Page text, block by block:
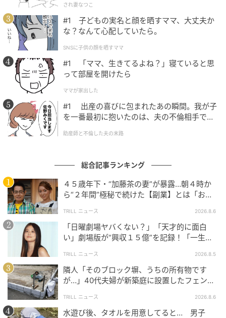
され妻なつこ
#1 子どもの実名と顔を晒すママ、大丈夫か
な？なんて心配していたら。
SNSに子供の顔を晒すママ
#1 「ママ、生きてるよね？」寝ていると思
って部屋を開けたら
ママが家出した
#1 出産の喜びに包まれたあの瞬間。我が子
を一番最初に抱いたのは、夫の不倫相手でし
助産師と不倫した夫の末路
総合記事ランキング
４５歳年下・“加藤茶の妻”が暴露…朝４時か
ら“２年間”極秘で続けた【副業】とは「お金
TRILL ニュース 2026.8.6
「日曜劇場ヤバくない？」「天才的に面白
い」劇場版が“興収１５億”を記録！「一生言
TRILL ニュース 2026.8.5
隣人「そのブロック塀、うちの所有物です
が…」40代夫婦が新築庭に設置したフェン
TRILL ニュース 2026.8.6
水遊び後、タオルを用意してると… 男子